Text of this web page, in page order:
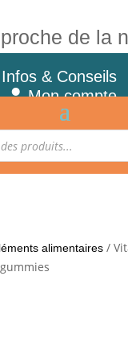
de la
Infos & Conseils
Mon compte
alimentaires/